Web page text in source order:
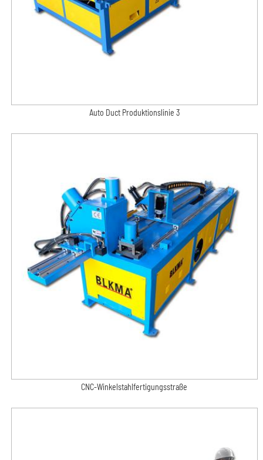
Auto Duct Produktionslinie 3
CNC-Winkelstahlfertigungsstraße